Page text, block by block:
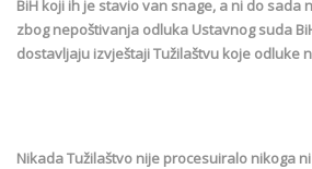
BiH koji ih je stavio van snage, a ni do sada
zbog nepoštivanja odluka Ustavnog suda
dostavljaju izvještaji Tužilaštvu koje odluke
Nikada Tužilaštvo nije procesuiralo nikoga